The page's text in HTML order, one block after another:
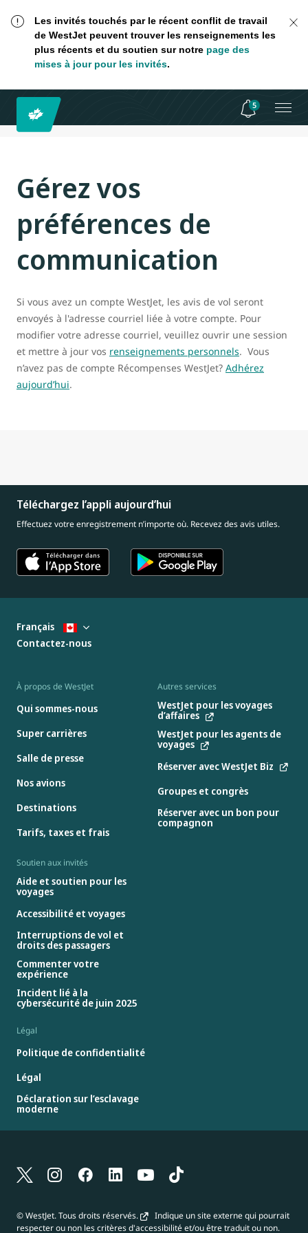
Les invités touchés par le récent conflit de travail
de WestJet peuvent trouver les renseignements les
plus récents et du soutien sur notre page des
mises à jour pour les invités.
5
Gérez vos
préférences de
communication
Si vous avez un compte WestJet, les avis de vol seront
envoyés à l'adresse courriel liée à votre compte. Pour
modifier votre adresse courriel, veuillez ouvrir une session
et mettre à jour vos renseignements personnels. Vous
n’avez pas de compte Récompenses WestJet? Adhérez
aujourd’hui.
Téléchargez l’appli aujourd’hui
Effectuez votre enregistrement n’importe où. Recevez des avis utiles.
À propos de WestJet
Qui sommes-nous
Super carrières
Salle de presse
Nos avions
Destinations
Tarifs, taxes et frais
Autres services
WestJet pour les voyages
d’affaires
WestJet pour les agents de
voyages
Réserver avec WestJet Biz
Groupes et congrès
Réserver avec un bon pour
compagnon
Soutien aux invités
Aide et soutien pour les
voyages
Accessibilité et voyages
Interruptions de vol et
droits des passagers
Commenter votre
expérience
Incident lié à la
cybersécurité de juin 2025
Légal
Politique de confidentialité
Légal
Déclaration sur l’esclavage
moderne
Français
Contactez-nous
© WestJet. Tous droits réservés.
Indique un site externe qui pourrait
respecter ou non les critères d'accessibilité et/ou être traduit ou non.